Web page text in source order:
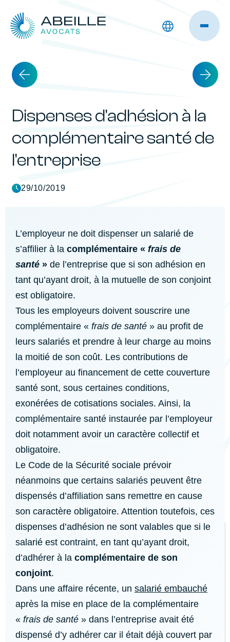
Dispenses d’adhésion à la
complémentaire santé de
l’entreprise
29/10/2019
L’employeur ne doit dispenser un salarié de
s’affilier à la complémentaire « frais de
santé » de l’entreprise que si son adhésion en
tant qu’ayant droit, à la mutuelle de son conjoint
est obligatoire.
Tous les employeurs doivent souscrire une
complémentaire « frais de santé » au profit de
leurs salariés et prendre à leur charge au moins
la moitié de son coût. Les contributions de
l’employeur au financement de cette couverture
santé sont, sous certaines conditions,
exonérées de cotisations sociales. Ainsi, la
complémentaire santé instaurée par l’employeur
doit notamment avoir un caractère collectif et
obligatoire.
Le Code de la Sécurité sociale prévoir
néanmoins que certains salariés peuvent être
dispensés d’affiliation sans remettre en cause
son caractère obligatoire. Attention toutefois, ces
dispenses d’adhésion ne sont valables que si le
salarié est contraint, en tant qu’ayant droit,
d’adhérer à la complémentaire de son
conjoint.
Dans une affaire récente, un salarié embauché
après la mise en place de la complémentaire
« frais de santé » dans l’entreprise avait été
dispensé d’y adhérer car il était déjà couvert par